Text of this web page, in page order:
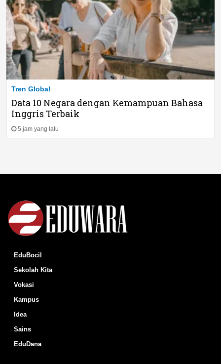
Tren Global
Data 10 Negara dengan Kemampuan Bahasa
Inggris Terbaik
5 jam yang lalu
EduBocil
Sekolah Kita
Vokasi
Kampus
Idea
Sains
EduDana